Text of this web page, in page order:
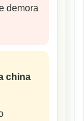
demora
china